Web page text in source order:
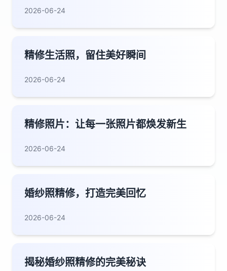
2026-06-24
精修生活照，留住美好瞬间
2026-06-24
精修照片：让每一张照片都焕发新生
2026-06-24
婚纱照精修，打造完美回忆
2026-06-24
揭秘婚纱照精修的完美秘诀